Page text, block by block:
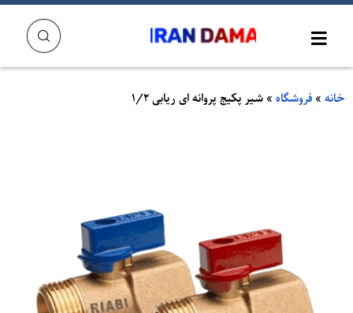
خانه » فروشگاه » شیر پکیج پروانه ای ریابی 1/2